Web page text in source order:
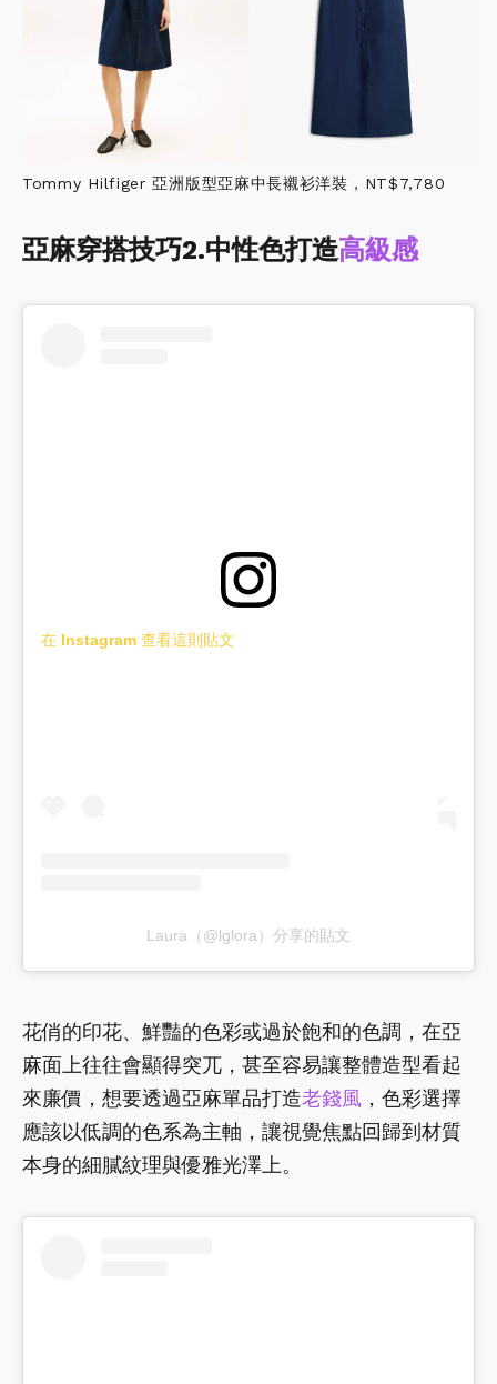
Tommy Hilfiger 亞洲版型亞麻中長襯衫洋裝，NT$7,780
亞麻穿搭技巧2.中性色打造高級感
在 Instagram 查看這則貼文
Laura（@lglora）分享的貼文
花俏的印花、鮮豔的色彩或過於飽和的色調，在亞
麻面上往往會顯得突兀，甚至容易讓整體造型看起
來廉價，想要透過亞麻單品打造老錢風 ，色彩選擇
應該以低調的色系為主軸，讓視覺焦點回歸到材質
本身的細膩紋理與優雅光澤上。